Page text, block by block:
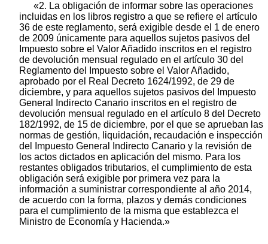
«2. La obligación de informar sobre las operaciones
incluidas en los libros registro a que se refiere el artículo
36 de este reglamento, será exigible desde el 1 de enero
de 2009 únicamente para aquellos sujetos pasivos del
Impuesto sobre el Valor Añadido inscritos en el registro
de devolución mensual regulado en el artículo 30 del
Reglamento del Impuesto sobre el Valor Añadido,
aprobado por el Real Decreto 1624/1992, de 29 de
diciembre, y para aquellos sujetos pasivos del Impuesto
General Indirecto Canario inscritos en el registro de
devolución mensual regulado en el artículo 8 del Decreto
182/1992, de 15 de diciembre, por el que se aprueban las
normas de gestión, liquidación, recaudación e inspección
del Impuesto General Indirecto Canario y la revisión de
los actos dictados en aplicación del mismo. Para los
restantes obligados tributarios, el cumplimiento de esta
obligación será exigible por primera vez para la
información a suministrar correspondiente al año 2014,
de acuerdo con la forma, plazos y demás condiciones
para el cumplimiento de la misma que establezca el
Ministro de Economía y Hacienda.»